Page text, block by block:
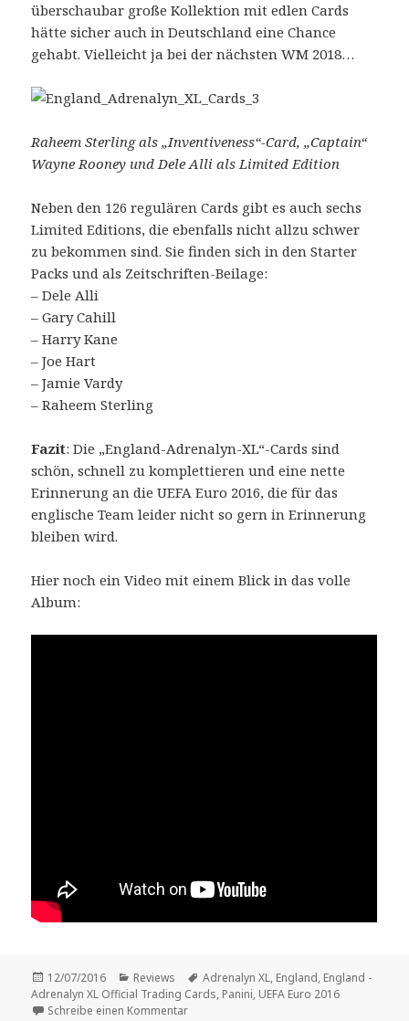
überschaubar große Kollektion mit edlen Cards
hätte sicher auch in Deutschland eine Chance
gehabt. Vielleicht ja bei der nächsten WM 2018…
Raheem Sterling als „Inventiveness“-Card, „Captain“
Wayne Rooney und Dele Alli als Limited Edition
Neben den 126 regulären Cards gibt es auch sechs
Limited Editions, die ebenfalls nicht allzu schwer
zu bekommen sind. Sie finden sich in den Starter
Packs und als Zeitschriften-Beilage:
– Dele Alli
– Gary Cahill
– Harry Kane
– Joe Hart
– Jamie Vardy
– Raheem Sterling
Fazit: Die „England-Adrenalyn-XL“-Cards sind
schön, schnell zu komplettieren und eine nette
Erinnerung an die UEFA Euro 2016, die für das
englische Team leider nicht so gern in Erinnerung
bleiben wird.
Hier noch ein Video mit einem Blick in das volle
Album:
Veröffentlicht
am
12/07/2016 Kategorien
Reviews Schlagwörter
Adrenalyn XL, England, England -
Adrenalyn XL Official Trading Cards, Panini, UEFA Euro 2016
Schreibe einen Kommentarzu Vorstellung: „England – Adrenalyn XL